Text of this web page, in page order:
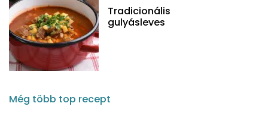
Tradicionális
gulyásleves
Még több top recept